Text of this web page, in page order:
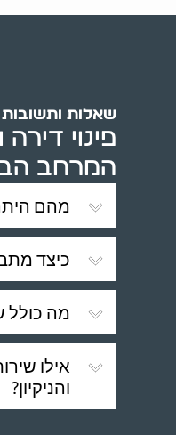
שאלות
פינוי
המרחב
מהם
כיצד
מה כולל
אילו
והניקיון?